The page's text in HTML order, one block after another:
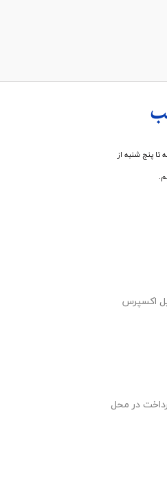
تا پنج شنبه از
اکسپرس
در محل